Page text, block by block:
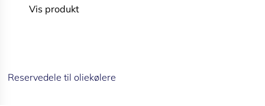
Vis produkt
Reservedele til oliekølere